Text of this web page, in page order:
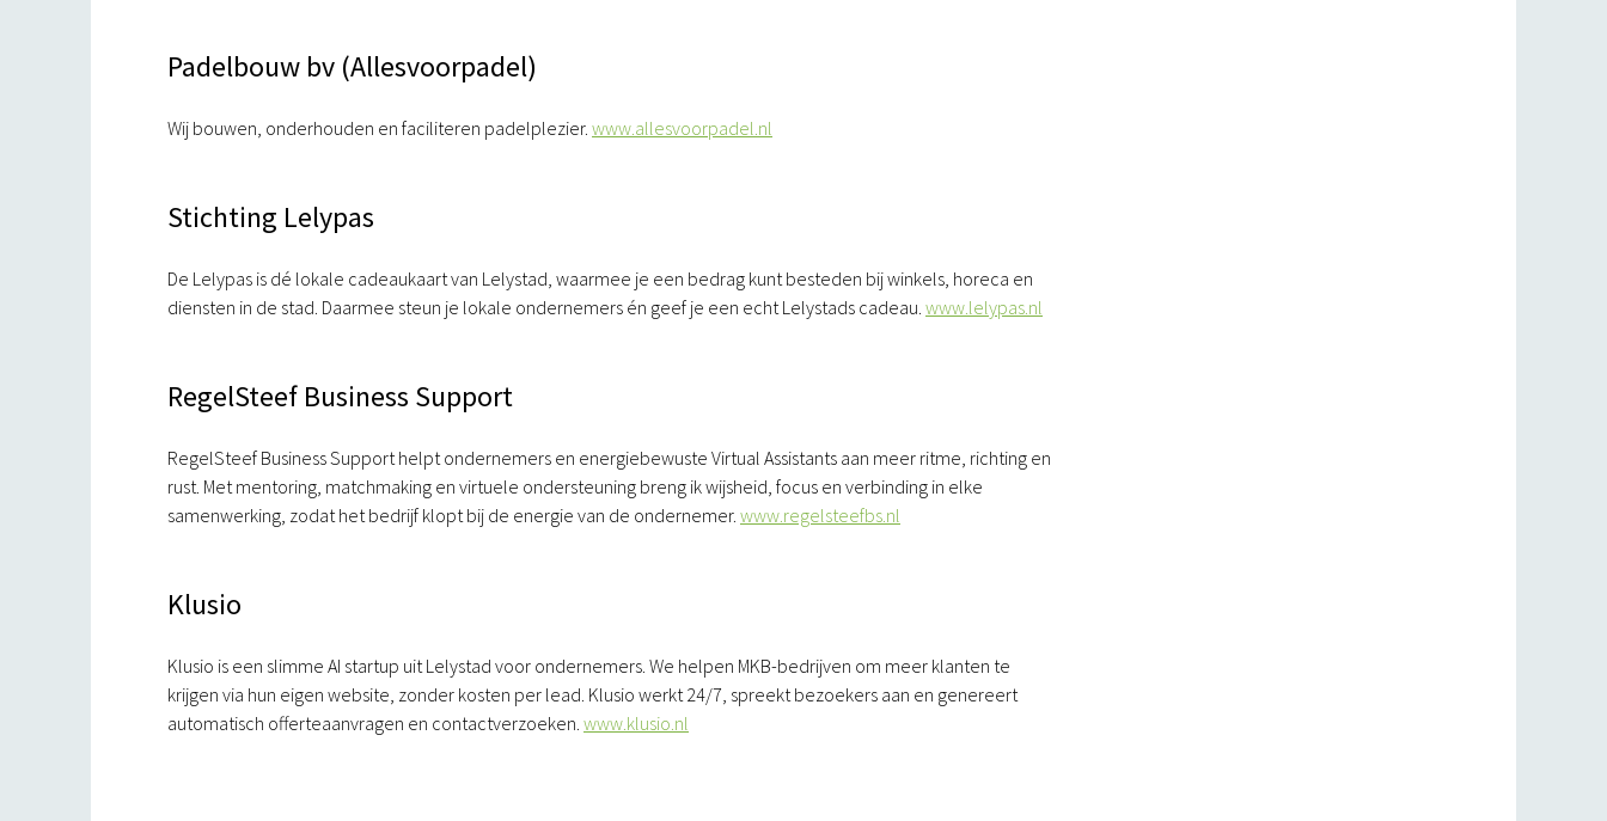
Padelbouw bv (Allesvoorpadel)
Wij bouwen, onderhouden en faciliteren padelplezier. www.allesvoorpadel.nl
Stichting Lelypas
De Lelypas is dé lokale cadeaukaart van Lelystad, waarmee je een bedrag kunt besteden bij winkels, horeca en
diensten in de stad. Daarmee steun je lokale ondernemers én geef je een echt Lelystads cadeau. www.lelypas.nl
RegelSteef Business Support
RegelSteef Business Support helpt ondernemers en energiebewuste Virtual Assistants aan meer ritme, richting en
rust. Met mentoring, matchmaking en virtuele ondersteuning breng ik wijsheid, focus en verbinding in elke
samenwerking, zodat het bedrijf klopt bij de energie van de ondernemer. www.regelsteefbs.nl
Klusio
Klusio is een slimme AI startup uit Lelystad voor ondernemers. We helpen MKB-bedrijven om meer klanten te
krijgen via hun eigen website, zonder kosten per lead. Klusio werkt 24/7, spreekt bezoekers aan en genereert
automatisch offerteaanvragen en contactverzoeken. www.klusio.nl